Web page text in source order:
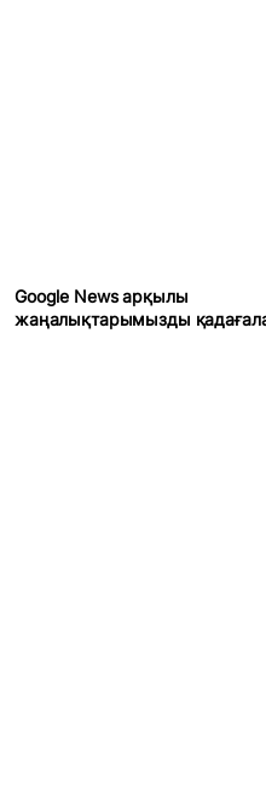
Google News арқылы
жаңалықтарымызды